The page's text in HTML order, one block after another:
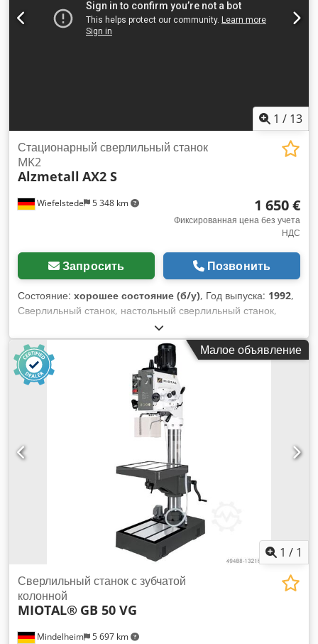
1 / 13
Wiefelstede 5 348 km
Стационарный сверлильный станок
MK2
Alzmetall AX2 S
1 650 €
Фиксированная цена без учета
НДС
Запросить Позвонить
Состояние: хорошее состояние (б/у), Год выпуска: 1992,
Сверлильный станок, настольный сверлильный станок,
колонный сверлильный станок - Производитель: Alzmetall,
колонный сверлильный станок тип AX2 S - Крепление
шпинделя: MK2 - Мощность двигателя: 0,37 / 0,55 кВт -
Регулировка оборотов: плавная - Диапазон оборотов: 450 –
4300 об/мин - Размер стола: 250 x 250 мм - Ход подачи:
560 мм - Ход шпинделя: 90 мм - Вылет: 250 мм - Диаметр
колонны: 90 мм - Габариты: 720/540/В1650 мм Dcjdpfxoyv
Малое объявление
1 / 1
Mindelheim 5 697 km
Сверлильный станок с зубчатой
колонной
MIOTAL® GB 50 VG